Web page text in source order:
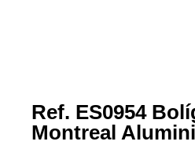
Ref. ES0954
Montreal